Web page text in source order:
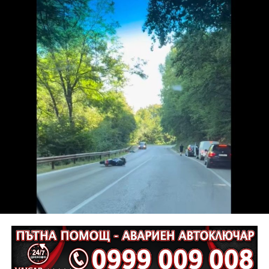
разкъсно-контузни рани в теменно-тилната област и
в областта на носа, и охлузни рани, довели до
разстройство на здравето, неопасно за живота.
Престъплението бе класифицирано по чл.131 ал.1
т.12 пр.1, вр. чл.130 ал.1 от НК, като А.Н. е освободен
от наказателна отговорност и му е наложено
административно наказание по реда на чл.78а ал.1
от НК – глоба в размер на 306,77 евро.
С постановление на Районна прокуратура-Габрово
В.А. е бил задържан за срок до 72 часа, а с
определение на Районен съд-Габрово спрямо него е
взета мярка за неотклонение „домашен арест“.
Съдебният акт е окончателен.